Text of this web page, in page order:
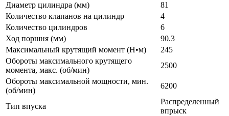
Диаметр цилиндра (мм)
81
Количество клапанов на цилиндр
4
Количество цилиндров
6
Ход поршня (мм)
90.3
Максимальный крутящий момент (Н•м)
245
Обороты максимального крутящего
момента, макс. (об/мин)
2500
Обороты максимальной мощности, мин.
(об/мин)
6200
Тип впуска
Распределенный
впрыск